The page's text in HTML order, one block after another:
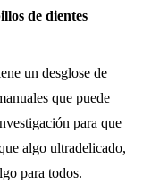
de dientes
un desglose de
que puede
para que
algo ultradelicado,
para todos.